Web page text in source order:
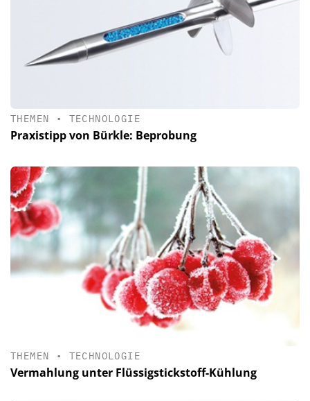
THEMEN • TECHNOLOGIE
Praxistipp von Bürkle: Beprobung
THEMEN • TECHNOLOGIE
Vermahlung unter Flüssigstickstoff-Kühlung